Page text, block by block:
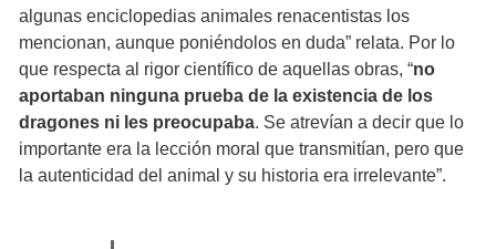
algunas enciclopedias animales renacentistas los
mencionan, aunque poniéndolos en duda” relata. Por lo
que respecta al rigor científico de aquellas obras, “no
aportaban ninguna prueba de la existencia de los
dragones ni les preocupaba. Se atrevían a decir que lo
importante era la lección moral que transmitían, pero que
la autenticidad del animal y su historia era irrelevante”.